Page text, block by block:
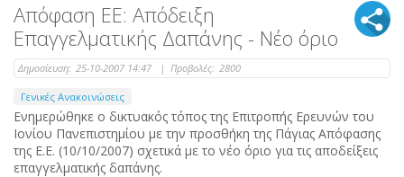
Απόφαση ΕΕ: Απόδειξη
Επαγγελματικής Δαπάνης - Νέο όριο
Δημοσίευση: 25-10-2007 14:47 | Προβολές: 2800
Γενικές Ανακοινώσεις
Ενημερώθηκε ο δικτυακός τόπος της Επιτροπής Ερευνών του
Ιονίου Πανεπιστημίου με την προσθήκη της Πάγιας Απόφασης
της Ε.Ε. (10/10/2007) σχετικά με το νέο όριο για τις αποδείξεις
επαγγελματικής δαπάνης.